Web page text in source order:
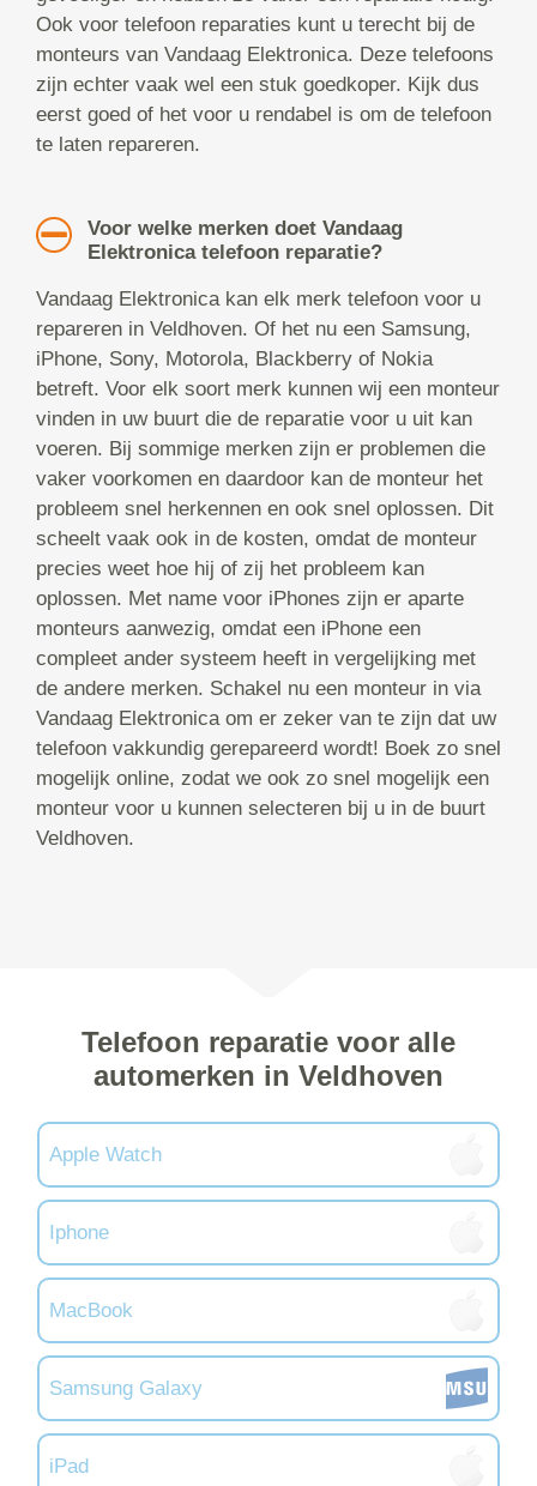
Ook voor telefoon reparaties kunt u terecht bij de
monteurs van Vandaag Elektronica. Deze telefoons
zijn echter vaak wel een stuk goedkoper. Kijk dus
eerst goed of het voor u rendabel is om de telefoon
te laten repareren.
Voor welke merken doet Vandaag
Elektronica telefoon reparatie?
Vandaag Elektronica kan elk merk telefoon voor u
repareren in Veldhoven. Of het nu een Samsung,
iPhone, Sony, Motorola, Blackberry of Nokia
betreft. Voor elk soort merk kunnen wij een monteur
vinden in uw buurt die de reparatie voor u uit kan
voeren. Bij sommige merken zijn er problemen die
vaker voorkomen en daardoor kan de monteur het
probleem snel herkennen en ook snel oplossen. Dit
scheelt vaak ook in de kosten, omdat de monteur
precies weet hoe hij of zij het probleem kan
oplossen. Met name voor iPhones zijn er aparte
monteurs aanwezig, omdat een iPhone een
compleet ander systeem heeft in vergelijking met
de andere merken. Schakel nu een monteur in via
Vandaag Elektronica om er zeker van te zijn dat uw
telefoon vakkundig gerepareerd wordt! Boek zo snel
mogelijk online, zodat we ook zo snel mogelijk een
monteur voor u kunnen selecteren bij u in de buurt
Veldhoven.
Telefoon reparatie voor alle
automerken in Veldhoven
Apple Watch
Iphone
MacBook
Samsung Galaxy
iPad